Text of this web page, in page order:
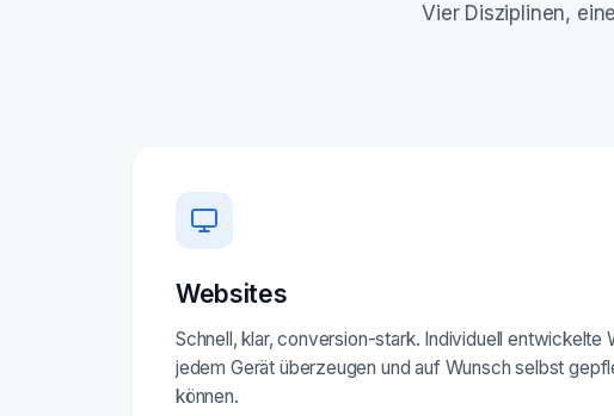
Vier Disziplinen,
Websites
Schnell, klar, conversion-stark. Individuell entwickelte
jedem Gerät überzeugen und auf Wunsch selbst
können.